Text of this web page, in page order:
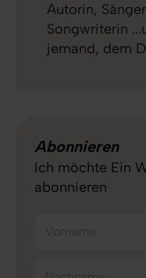
Autorin,
Songwriterin
jemand, dem
Abonnieren
Ich möchte Ein
abonnieren
Vorname